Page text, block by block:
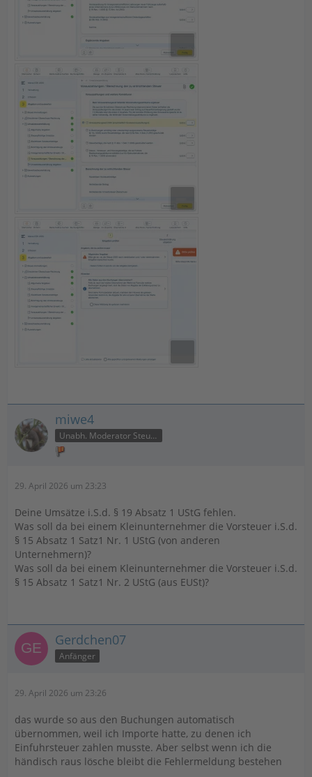
miwe4
Unabh. Moderator Steuer
29. April 2026 um 23:23
Deine Umsätze i.S.d. § 19 Absatz 1 UStG fehlen.
Was soll da bei einem Kleinunternehmer die Vorsteuer i.S.d.
§ 15 Absatz 1 Satz1 Nr. 1 UStG (von anderen
Unternehmern)?
Was soll da bei einem Kleinunternehmer die Vorsteuer i.S.d.
§ 15 Absatz 1 Satz1 Nr. 2 UStG (aus EUSt)?
Gerdchen07
Anfänger
29. April 2026 um 23:26
das wurde so aus den Buchungen automatisch
übernommen, weil ich Importe hatte, zu denen ich
Einfuhrsteuer zahlen musste. Aber selbst wenn ich die
händisch raus lösche bleibt die Fehlermeldung bestehen